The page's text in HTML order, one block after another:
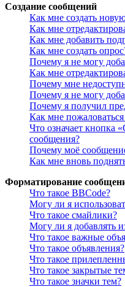
Создание сообщений
Как мне создать
Как мне
Как мне добавить
Как мне создать
Почему я не могу
Как мне
Почему мне
Почему я не могу
Почему я получил
Как мне
Что означает кнопка
сообщения?
Почему моё
Как мне вновь
Форматирование
Что такое BBCode?
Могу ли я
Что такое смайлики?
Могу ли я добавлять
Что такое важные
Что такое объявления?
Что такое
Что такое закрытые
Что такое значки тем?